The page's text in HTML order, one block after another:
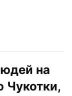
на
Чукотки,